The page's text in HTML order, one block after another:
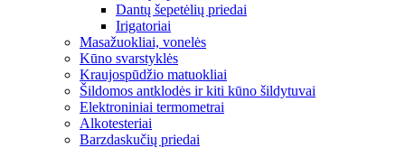
Dantų šepetėlių priedai
Irigatoriai
Masažuokliai, vonelės
Kūno svarstyklės
Kraujospūdžio matuokliai
Šildomos antklodės ir kiti kūno šildytuvai
Elektroniniai termometrai
Alkotesteriai
Barzdaskučių priedai